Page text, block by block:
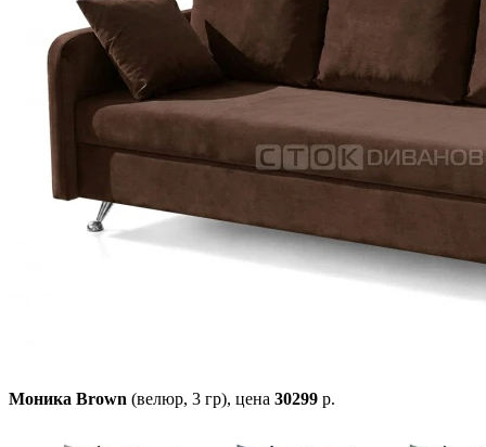
Моника Brown (велюр, 3 гр), цена 30299 р.